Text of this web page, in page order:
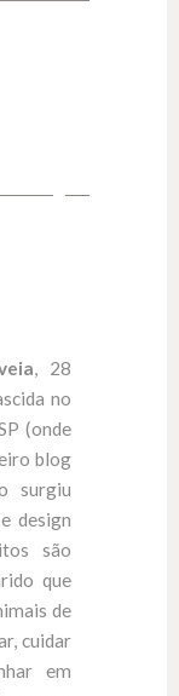
, 28
no
(onde
blog
surgiu
design
são
que
de
cuidar
em